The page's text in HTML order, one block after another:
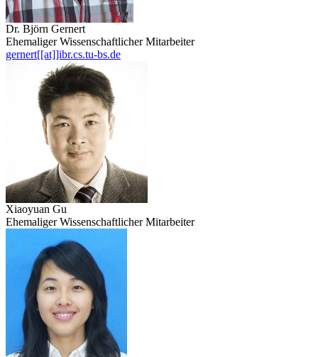
Dr. Björn Gernert
Ehemaliger Wissenschaftlicher Mitarbeiter
gernert[[at]]ibr.cs.tu-bs.de
Xiaoyuan Gu
Ehemaliger Wissenschaftlicher Mitarbeiter